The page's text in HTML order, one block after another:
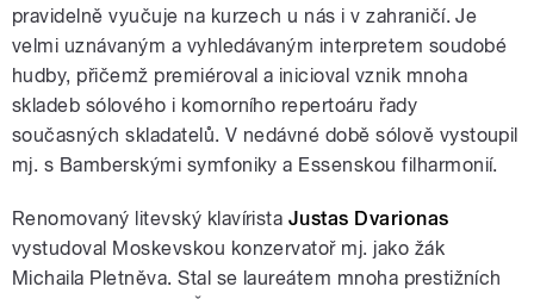
pravidelně vyučuje na kurzech u nás i v zahraničí. Je
velmi uznávaným a vyhledávaným interpretem soudobé
hudby, přičemž premiéroval a inicioval vznik mnoha
skladeb sólového i komorního repertoáru řady
současných skladatelů. V nedávné době sólově vystoupil
mj. s Bamberskými symfoniky a Essenskou filharmonií.
Renomovaný litevský klavírista Justas Dvarionas
vystudoval Moskevskou konzervatoř mj. jako žák
Michaila Pletněva. Stal se laureátem mnoha prestižních